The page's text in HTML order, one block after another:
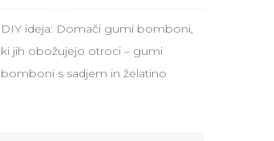
DIY ideja: Domači gumi bomboni,
ki jih obožujejo otroci – gumi
bomboni s sadjem in želatino